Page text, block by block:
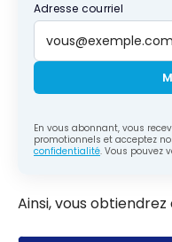
Adresse courriel
En vous abonnant, vous
promotionnels et acceptez
confidentialité. Vous pouvez
Ainsi, vous